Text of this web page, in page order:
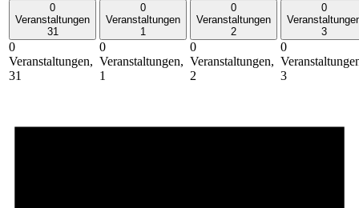
0
Veranstaltungen
31
0
Veranstaltungen,
31
0
Veranstaltungen
1
0
Veranstaltungen,
1
0
Veranstaltungen
2
0
Veranstaltungen,
2
0
3
0
3